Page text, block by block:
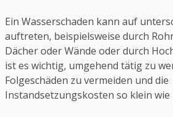
Ein Wasserschaden kann auf
auftreten, beispielsweise durch
Dächer oder Wände oder durch
ist es wichtig, umgehend tätig zu
Folgeschäden zu vermeiden und die
Instandsetzungskosten so klein wie